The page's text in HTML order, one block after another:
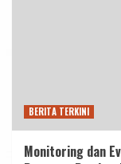
BERITA TERKINI
Monitoring dan